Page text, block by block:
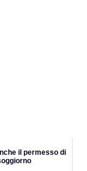
il permesso di